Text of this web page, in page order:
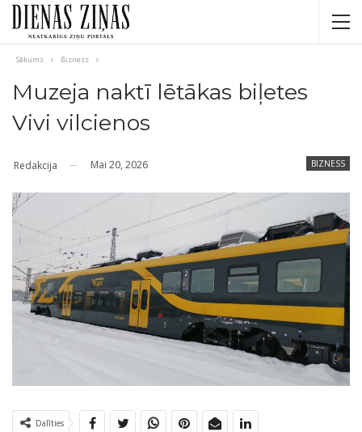
Sākums Bizness
Muzeja naktī lētākas biļetes
Vivi vilcienos
BIZNESS
Redakcija Mai 20, 2026
Dalīties